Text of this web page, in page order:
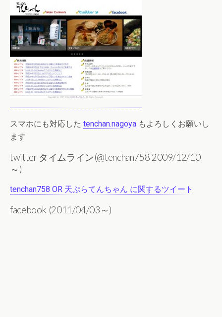
スマホにも対応した tenchan.nagoya もよろしくお願いし
ます
twitter タイムライン(@tenchan758 2009/12/10
～)
tenchan758 OR 天ぷらてんちゃん に関するツイート
facebook (2011/04/03～)